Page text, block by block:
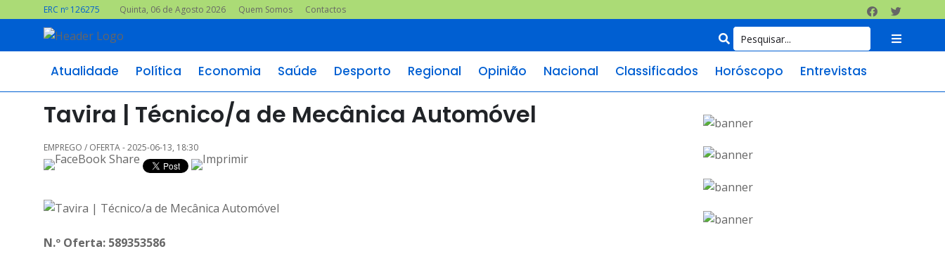
ERC nº 126275 Quinta, 06 de Agosto 2026 Quem Somos Contactos
Atualidade Política Economia Saúde Desporto Regional Opinião Nacional Classificados Horóscopo Entrevistas
Tavira | Técnico/a de Mecânica Automóvel
EMPREGO / OFERTA - 2025-06-13, 18:30
N.º Oferta: 589353586